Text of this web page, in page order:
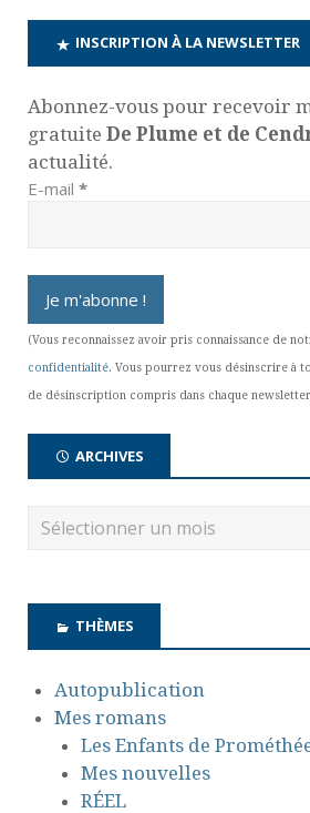
INSCRIPTION À LA NEWSLETTER
Abonnez-vous pour recevoir
gratuite De Plume et de
actualité.
E-mail *
(Vous reconnaissez avoir pris connaissance de
confidentialité. Vous pourrez vous désinscrire à
de désinscription compris dans chaque
ARCHIVES
THÈMES
Autopublication
Mes romans
Les Enfants de
Mes nouvelles
RÉEL